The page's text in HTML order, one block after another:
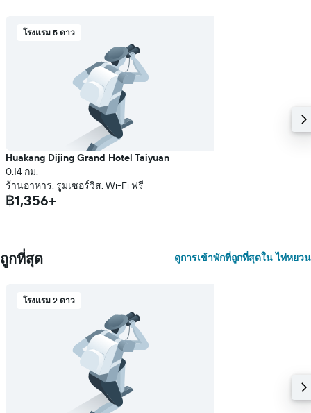
โรงแรม 5 ดาว
Huakang Dijing Grand Hotel Taiyuan
0.14 กม.
ร้านอาหาร, รูมเซอร์วิส, Wi-Fi ฟรี
฿1,356+
ถูกที่สุด ดูการเข้าพักที่ถูกที่สุดใน ไท่หยวน
โรงแรม 2 ดาว